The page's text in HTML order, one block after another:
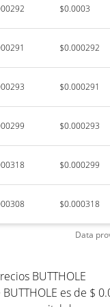
$0.0003
$0.000292
$0.000291
$0.000293
$0.000299
$0.000318
Data
BUTTHOLE
es de $